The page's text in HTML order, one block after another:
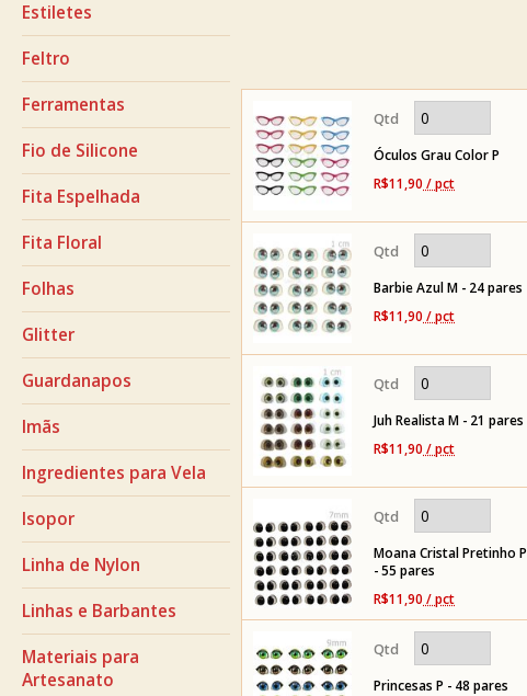
Estiletes
Feltro
Ferramentas
Fio de Silicone
Fita Espelhada
Fita Floral
Folhas
Glitter
Guardanapos
Imãs
Ingredientes para Vela
Isopor
Linha de Nylon
Linhas e Barbantes
Materiais para
Artesanato
Óculos Grau Color P
R$11,90 / pct
Barbie Azul M - 24 pares
R$11,90 / pct
Juh Realista M - 21 pares
R$11,90 / pct
Moana Cristal Pretinho P
- 55 pares
R$11,90 / pct
Princesas P - 48 pares